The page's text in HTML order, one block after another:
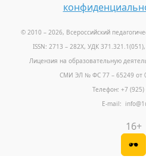
© 2010 – 2026, Всероссийский
ISSN: 2713 – 282X, УДК
Лицензия на образовательную
СМИ ЭЛ № ФС 77 – 65249 от
Телефон: +7 (925)
E-mail:
16+